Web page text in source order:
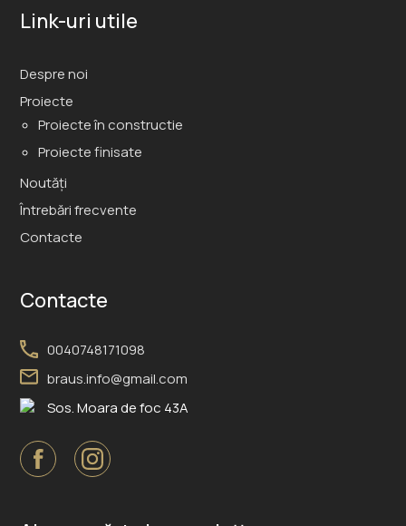
Link-uri utile
Despre noi
Proiecte
Proiecte în constructie
Proiecte finisate
Noutăți
Întrebări frecvente
Contacte
Contacte
0040748171098
braus.info@gmail.com
Sos. Moara de foc 43A